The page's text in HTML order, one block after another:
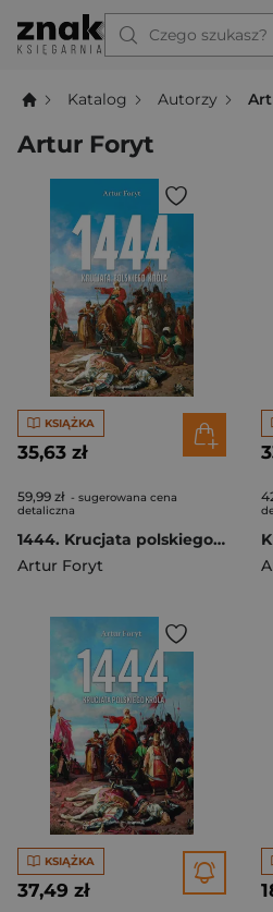
Czego szukasz?
Katalog Autorzy
Artur Foryt
KSIĄŻKA
35,63 zł
59,99 zł - sugerowana cena
detaliczna
1444. Krucjata polskiego króla
Artur Foryt
KSIĄŻKA
37,49 zł